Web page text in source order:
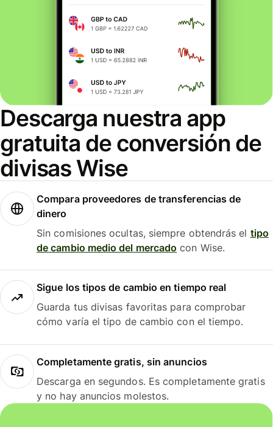
Descarga nuestra app
gratuita de conversión de
divisas Wise
Compara proveedores de transferencias de
dinero
Sin comisiones ocultas, siempre obtendrás el tipo
de cambio medio del mercado con Wise.
Sigue los tipos de cambio en tiempo real
Guarda tus divisas favoritas para comprobar
cómo varía el tipo de cambio con el tiempo.
Completamente gratis, sin anuncios
Descarga en segundos. Es completamente gratis
y no hay anuncios molestos.